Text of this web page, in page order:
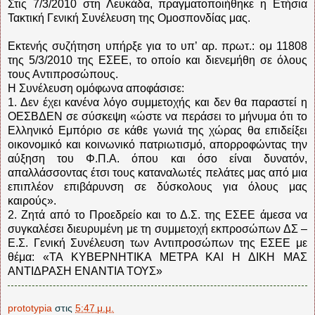
Στις 7/3/2010 στη Λευκάδα, πραγματοποιήθηκε η Ετήσια
Τακτική Γενική Συνέλευση της Ομοσπονδίας μας.
Εκτενής συζήτηση υπήρξε για το υπ’ αρ. πρωτ.: ομ 11808
της 5/3/2010 της ΕΣΕΕ, το οποίο και διενεμήθη σε όλους
τους Αντιπροσώπους.
Η Συνέλευση ομόφωνα αποφάσισε:
1. Δεν έχει κανένα λόγο συμμετοχής και δεν θα παραστεί η
ΟΕΣΒΔΕΝ σε σύσκεψη «ώστε να περάσει το μήνυμα ότι το
Ελληνικό Εμπόριο σε κάθε γωνιά της χώρας θα επιδείξει
οικονομικό και κοινωνικό πατριωτισμό, απορροφώντας την
αύξηση του Φ.Π.Α. όπου και όσο είναι δυνατόν,
απαλλάσσοντας έτσι τους καταναλωτές πελάτες μας από μια
επιπλέον επιβάρυνση σε δύσκολους για όλους μας
καιρούς».
2. Ζητά από το Προεδρείο και το Δ.Σ. της ΕΣΕΕ άμεσα να
συγκαλέσει διευρυμένη με τη συμμετοχή εκπροσώπων ΔΣ –
Ε.Σ. Γενική Συνέλευση των Αντιπροσώπων της ΕΣΕΕ με
θέμα: «ΤΑ ΚΥΒΕΡΝΗΤΙΚΑ ΜΕΤΡΑ ΚΑΙ Η ΔΙΚΗ ΜΑΣ
ΑΝΤΙΔΡΑΣΗ ΕΝΑΝΤΙΑ ΤΟΥΣ»
prototypia στις 5:47 μ.μ.